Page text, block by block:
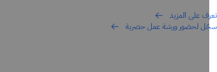
على المزيد
لحضور ورشة عمل حصرية